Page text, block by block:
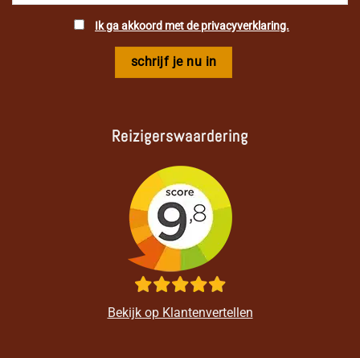
Ik ga akkoord met de privacyverklaring.
Reizigerswaardering
Bekijk op Klantenvertellen